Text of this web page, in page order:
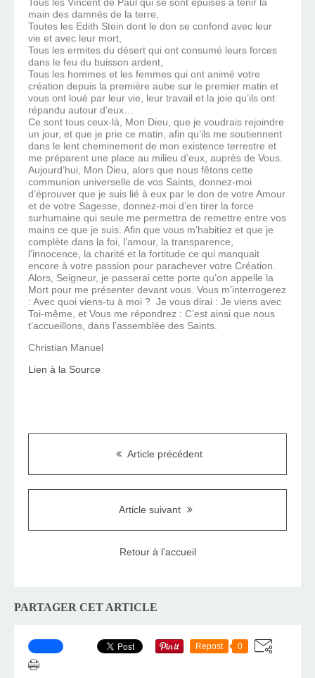
Tous les Vincent de Paul qui se sont épuisés à tenir la
main des damnés de la terre,
Toutes les Edith Stein dont le don se confond avec leur
vie et avec leur mort,
Tous les ermites du désert qui ont consumé leurs forces
dans le feu du buisson ardent,
Tous les hommes et les femmes qui ont animé votre
création depuis la première aube sur le premier matin et
vous ont loué par leur vie, leur travail et la joie qu’ils ont
répandu autour d’eux…
Ce sont tous ceux-là, Mon Dieu, que je voudrais rejoindre
un jour, et que je prie ce matin, afin qu’ils me soutiennent
dans le lent cheminement de mon existence terrestre et
me préparent une place au milieu d’eux, auprès de Vous.
Aujourd’hui, Mon Dieu, alors que nous fêtons cette
communion universelle de vos Saints, donnez-moi
d’éprouver que je suis lié à eux par le don de votre Amour
et de votre Sagesse, donnez-moi d’en tirer la force
surhumaine qui seule me permettra de remettre entre vos
mains ce que je suis. Afin que vous m’habitiez et que je
complète dans la foi, l’amour, la transparence,
l’innocence, la charité et la fortitude ce qui manquait
encore à votre passion pour parachever votre Création.
Alors, Seigneur, je passerai cette porte qu’on appelle la
Mort pour me présenter devant vous. Vous m’interrogerez
: Avec quoi viens-tu à moi ? Je vous dirai : Je viens avec
Toi-même, et Vous me répondrez : C’est ainsi que nous
t’accueillons, dans l’assemblée des Saints.
Christian Manuel
Lien à la Source
Article précédent
Article suivant
Retour à l'accueil
PARTAGER CET ARTICLE
Repost 0